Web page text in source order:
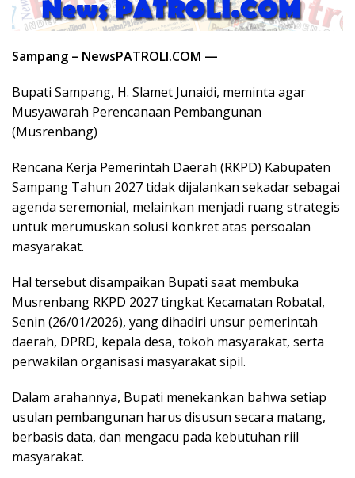
Sampang – NewsPATROLI.COM —
Bupati Sampang, H. Slamet Junaidi, meminta agar
Musyawarah Perencanaan Pembangunan
(Musrenbang)
Rencana Kerja Pemerintah Daerah (RKPD) Kabupaten
Sampang Tahun 2027 tidak dijalankan sekadar sebagai
agenda seremonial, melainkan menjadi ruang strategis
untuk merumuskan solusi konkret atas persoalan
masyarakat.
Hal tersebut disampaikan Bupati saat membuka
Musrenbang RKPD 2027 tingkat Kecamatan Robatal,
Senin (26/01/2026), yang dihadiri unsur pemerintah
daerah, DPRD, kepala desa, tokoh masyarakat, serta
perwakilan organisasi masyarakat sipil.
Dalam arahannya, Bupati menekankan bahwa setiap
usulan pembangunan harus disusun secara matang,
berbasis data, dan mengacu pada kebutuhan riil
masyarakat.